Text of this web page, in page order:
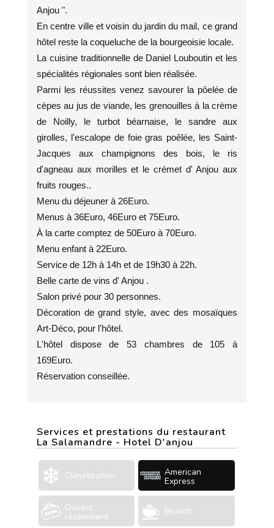
Anjou ".
En centre ville et voisin du jardin du mail, ce grand
hôtel reste la coqueluche de la bourgeoisie locale.
La cuisine traditionnelle de Daniel Louboutin et les
spécialités régionales sont bien réalisée.
Parmi les réussites venez savourer la pôelée de
cèpes au jus de viande, les grenouilles à la crème
de Noilly, le turbot béarnaise, le sandre aux
girolles, l'escalope de foie gras poêlée, les Saint-
Jacques aux champignons des bois, le ris
d'agneau aux morilles et le crémet d' Anjou aux
fruits rouges..
Menu du déjeuner à 26Euro.
Menus à 36Euro, 46Euro et 75Euro.
À la carte comptez de 50Euro à 70Euro.
Menu enfant à 22Euro.
Service de 12h à 14h et de 19h30 à 22h.
Belle carte de vins d' Anjou .
Salon privé pour 30 personnes.
Décoration de grand style, avec des mosaïques
Art-Déco, pour l'hôtel.
L'hôtel dispose de 53 chambres de 105 à
169Euro.
Réservation conseillée.
Services et prestations du restaurant
La Salamandre - Hotel D'anjou
Climatisation American
Express
Ouvert
récemment Brunch